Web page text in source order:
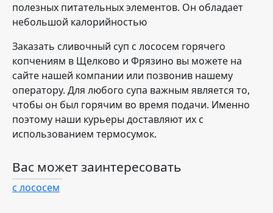
полезных питательных элементов. Он обладает
небольшой калорийностью
Заказать сливочный суп с лососем горячего
копчениям в Щелково и Фрязино вы можете на
сайте нашей компании или позвонив нашему
оператору. Для любого супа важным является то,
чтобы он был горячим во время подачи. Именно
поэтому наши курьеры доставляют их с
использованием термосумок.
Вас может заинтересовать
с лососем